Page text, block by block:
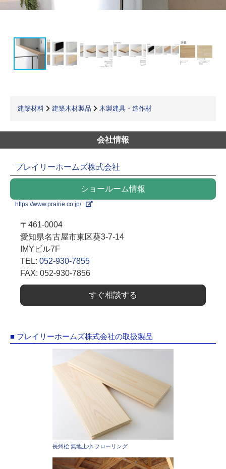
建築材料 建築木材製品 木製建具・造作材
会社情報
プレイリーホームズ株式会社
ショールーム情報
https://www.prairie.co.jp/
〒461-0004
愛知県名古屋市東区葵3-7-14
IMYビル7F
TEL: 052-930-7855
FAX: 052-930-7856
すぐ相談する
■ プレイリーホームズ株式会社の取扱製品
長州桧 無地上小 フローリング